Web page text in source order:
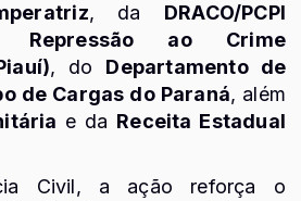
, da DRACO/PCPI
Repressão ao Crime
, do Departamento de
de Cargas do Paraná, além
e da Receita Estadual
Civil, a ação reforça o